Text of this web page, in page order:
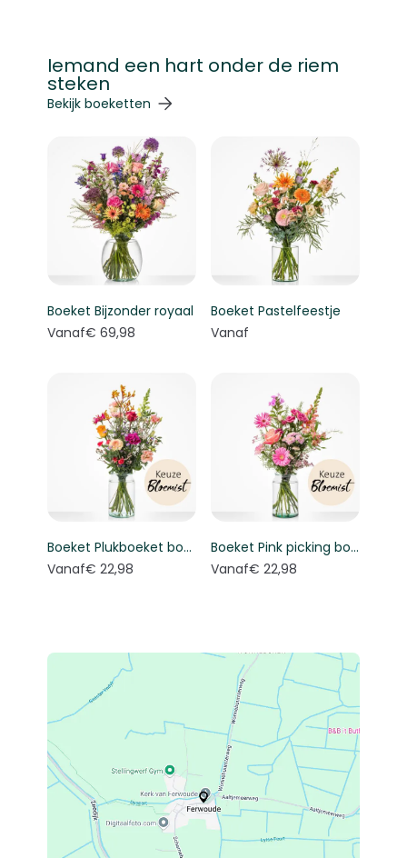
Iemand een hart onder de riem
steken
Navigeren door de elementen van de carrousel is
Druk om carrousel over te slaan
Bekijk boeketten
Boeket Bijzonder royaal
Vanaf€ 69,98
Boeket Pastelfeestje
Vanaf
Boeket Plukboeket bont - Keuze bloemist
Vanaf€ 22,98
Boeket Pink picking bouquet - Florist's choice
Vanaf€ 22,98